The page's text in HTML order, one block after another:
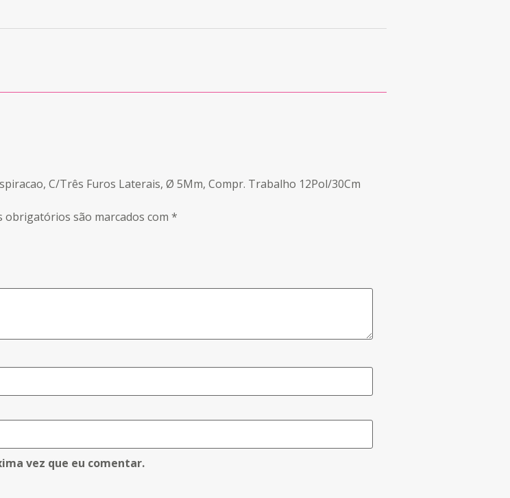
C/Três Furos Laterais, Ø 5Mm, Compr. Trabalho 12Pol/30Cm
obrigatórios são marcados com *
vez que eu comentar.